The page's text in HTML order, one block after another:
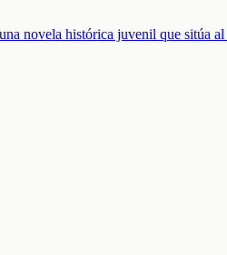
novela histórica juvenil que sitúa